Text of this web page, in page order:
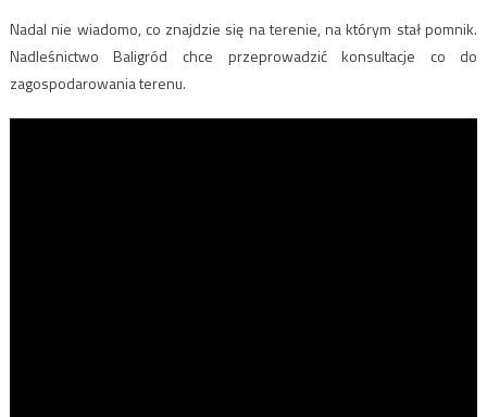
Nadal nie wiadomo, co znajdzie się na terenie, na którym stał pomnik.
Nadleśnictwo Baligród chce przeprowadzić konsultacje co do
zagospodarowania terenu.